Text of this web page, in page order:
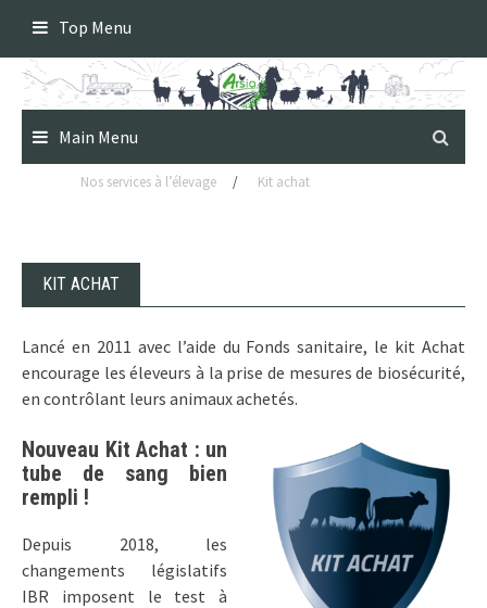
content
Top Menu
Main Menu
Nos services à l’élevage / Kit achat
KIT ACHAT
Lancé en 2011 avec l’aide du Fonds sanitaire, le kit Achat
encourage les éleveurs à la prise de mesures de biosécurité,
en contrôlant leurs animaux achetés.
Nouveau Kit Achat : un
tube de sang bien
rempli !
Depuis 2018, les
changements législatifs
IBR imposent le test à